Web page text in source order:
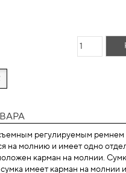
регулируемым ремнем
на молнию и имеет одно
карман на молнии.
имеет карман на молнии